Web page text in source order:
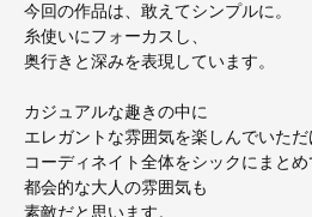
今回の作品は、敢えてシンプルに。
糸使いにフォーカスし、
奥行きと深みを表現しています。
カジュアルな趣きの中に
エレガントな雰囲気を楽しんでいただ
コーディネイト全体をシックにまとめ
都会的な大人の雰囲気も
素敵だと思います。